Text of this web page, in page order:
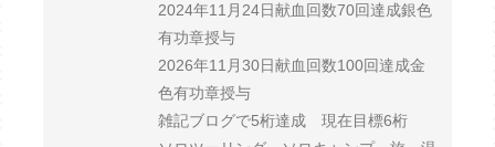
2024年11月24日献血回数70回達成銀色
有功章授与
2026年11月30日献血回数100回達成金
色有功章授与
雑記ブログで5桁達成 現在目標6桁